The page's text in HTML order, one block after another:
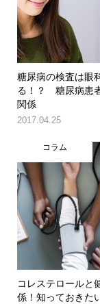
糖尿病の検査は眼
る！？ 糖尿病患
関係
2017.04.25
コラム
コレステロールと
係！知っておきた